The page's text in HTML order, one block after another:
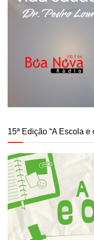
15ª Edição “A Escola e